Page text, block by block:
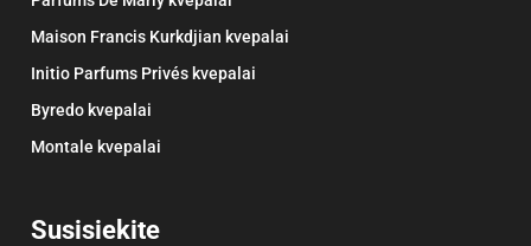
Maison Francis Kurkdjian kvepalai
Initio Parfums Privés kvepalai
Byredo kvepalai
Montale kvepalai
Susisiekite